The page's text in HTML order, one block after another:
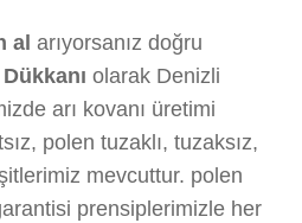
al arıyorsanız doğru
olarak Denizli
arı kovanı üretimi
polen tuzaklı, tuzaksız,
mevcuttur. polen
prensiplerimizle her